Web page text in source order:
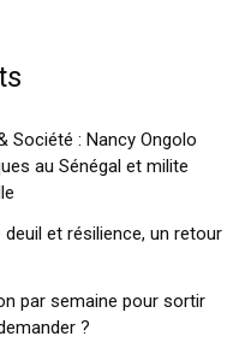
Société : Nancy Ongolo
au Sénégal et milite
deuil et résilience, un retour
par semaine pour sortir
?